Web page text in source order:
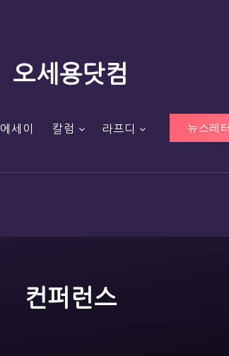
오세용닷컴
에세이 칼럼 라프디 뉴스레
컨퍼런스